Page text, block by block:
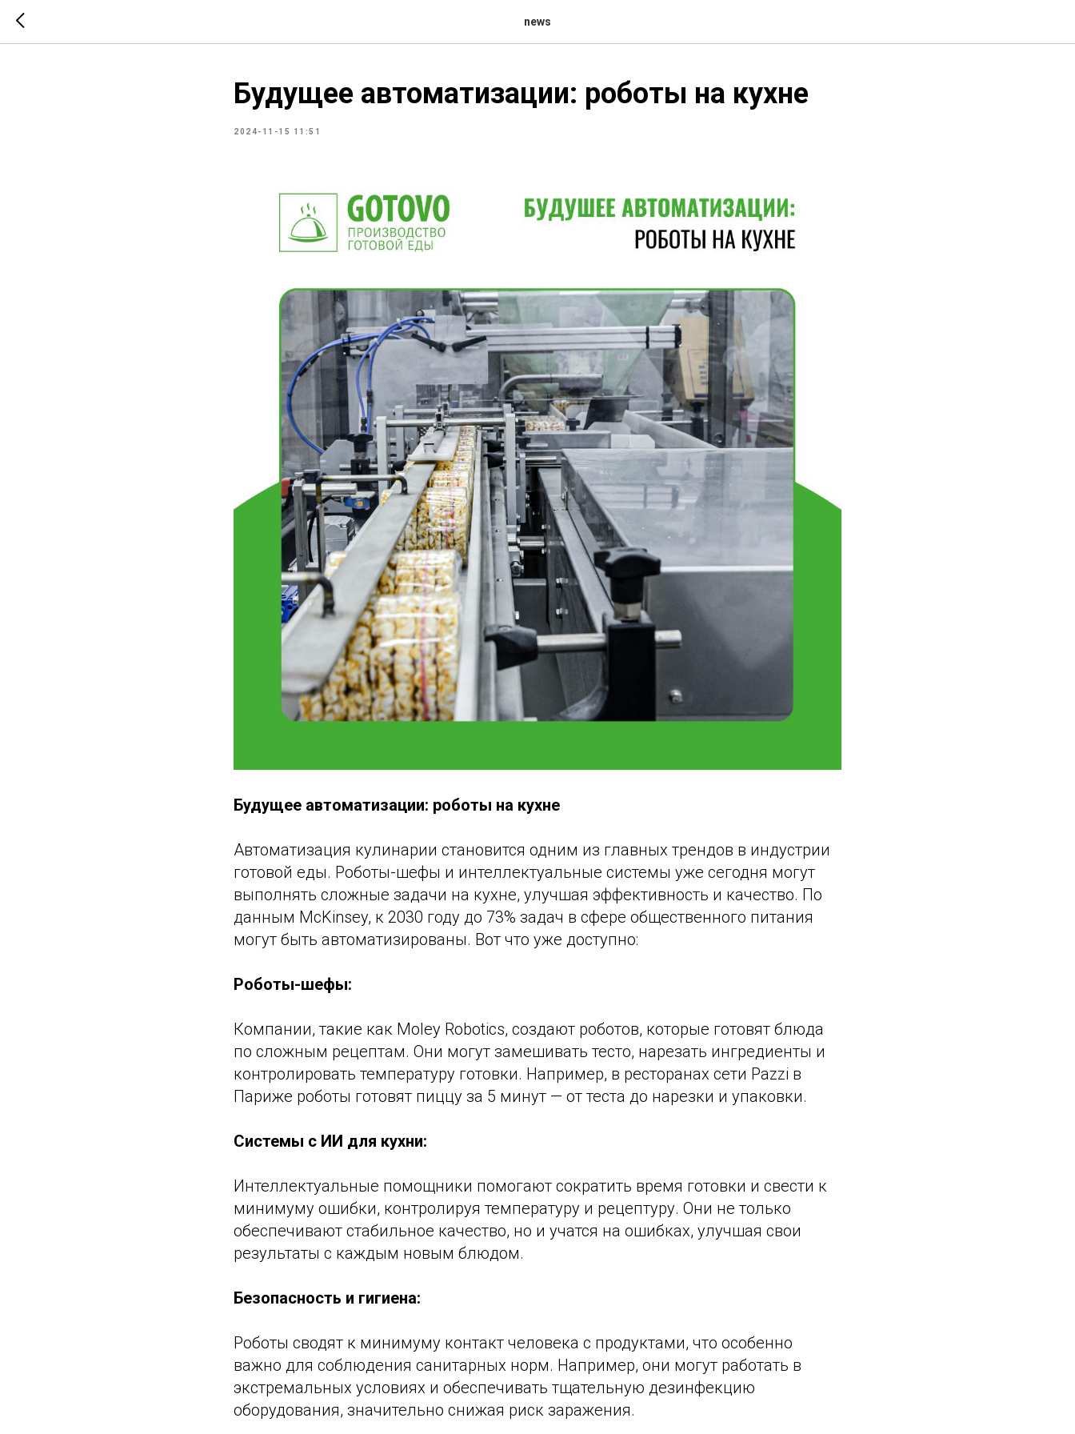
news
Будущее автоматизации: роботы на кухне
2024-11-15 11:51
Будущее автоматизации: роботы на кухне
Автоматизация кулинарии становится одним из главных трендов в индустрии
готовой еды. Роботы-шефы и интеллектуальные системы уже сегодня могут
выполнять сложные задачи на кухне, улучшая эффективность и качество. По
данным McKinsey, к 2030 году до 73% задач в сфере общественного питания
могут быть автоматизированы. Вот что уже доступно:
Роботы-шефы:
Компании, такие как Moley Robotics, создают роботов, которые готовят блюда
по сложным рецептам. Они могут замешивать тесто, нарезать ингредиенты и
контролировать температуру готовки. Например, в ресторанах сети Pazzi в
Париже роботы готовят пиццу за 5 минут — от теста до нарезки и упаковки.
Системы с ИИ для кухни:
Интеллектуальные помощники помогают сократить время готовки и свести к
минимуму ошибки, контролируя температуру и рецептуру. Они не только
обеспечивают стабильное качество, но и учатся на ошибках, улучшая свои
результаты с каждым новым блюдом.
Безопасность и гигиена:
Роботы сводят к минимуму контакт человека с продуктами, что особенно
важно для соблюдения санитарных норм. Например, они могут работать в
экстремальных условиях и обеспечивать тщательную дезинфекцию
оборудования, значительно снижая риск заражения.